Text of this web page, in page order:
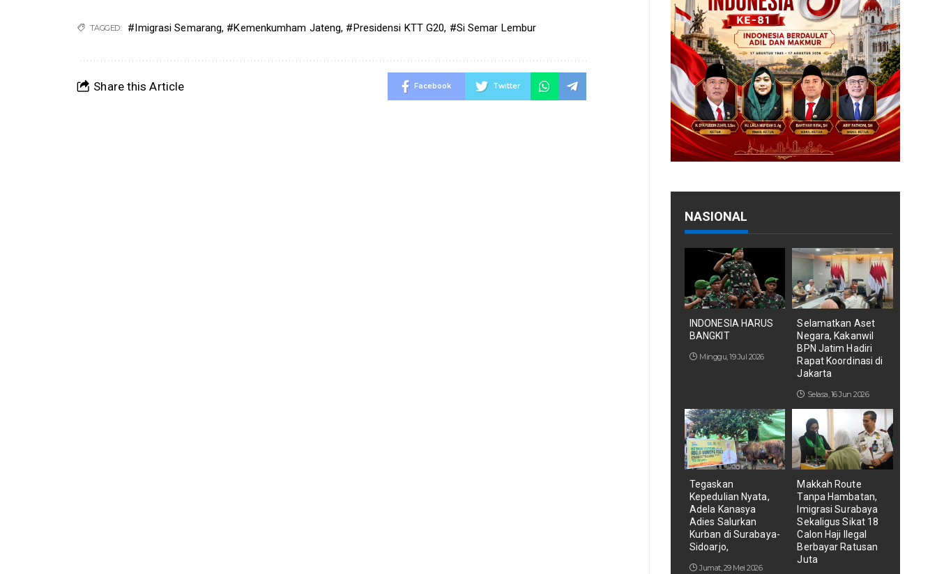
TAGGED: #Imigrasi Semarang, #Kemenkumham Jateng, #Presidensi KTT G20, #Si Semar Lembur
Share this Article Facebook Twitter
NASIONAL
INDONESIA HARUS
BANGKIT
Minggu, 19 Jul 2026
Selamatkan Aset
Negara, Kakanwil
BPN Jatim Hadiri
Rapat Koordinasi di
Jakarta
Selasa, 16 Jun 2026
Tegaskan
Kepedulian Nyata,
Adela Kanasya
Adies Salurkan
Kurban di Surabaya-
Sidoarjo,
Jumat, 29 Mei 2026
Makkah Route
Tanpa Hambatan,
Imigrasi Surabaya
Sekaligus Sikat 18
Calon Haji Ilegal
Berbayar Ratusan
Juta